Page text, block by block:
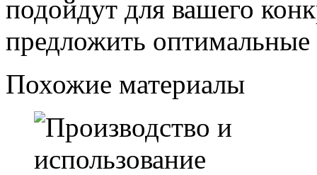
подойдут для вашего
предложить
Похожие материалы